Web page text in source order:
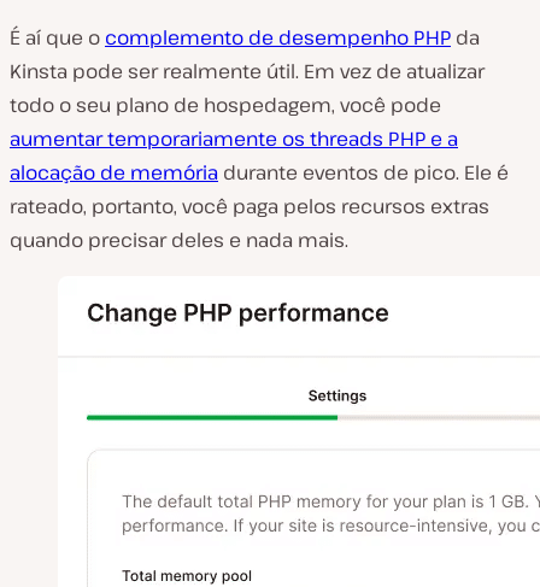
É aí que o complemento de desempenho PHP da
Kinsta pode ser realmente útil. Em vez de atualizar
todo o seu plano de hospedagem, você pode
aumentar temporariamente os threads PHP e a
alocação de memória durante eventos de pico. Ele é
rateado, portanto, você paga pelos recursos extras
quando precisar deles e nada mais.